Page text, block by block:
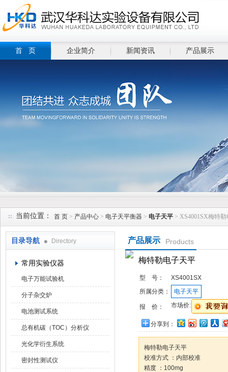
首 页 企业简介 新闻资讯 产品展示
当前位置： 首 页 > 产品中心 > 电子天平衡器 > 电子天平 > XS4001SX梅特
目录导航 Directory
常用实验仪器
电子万能试验机
分子杂交炉
电池测试系统
总有机碳（TOC）分析仪
光化学衍生系统
密封性测试仪
产品展示 Products
梅特勒电子天平
型 号：
XS4001SX
所属分类：
电子天平
报 价： 市场价:
分享到：
梅特勒电子天平
校准方式 ：内部校准
精度 ：100mg